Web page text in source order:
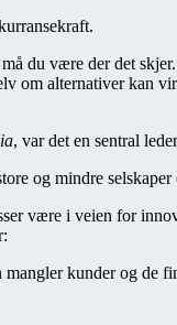
du være der det
om alternativer kan
, var det en sentral
og mindre
være i veien for
kunder og de